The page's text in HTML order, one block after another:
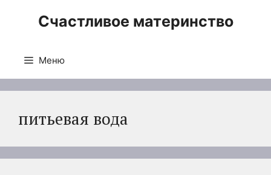
Счастливое материнство
Меню
питьевая вода